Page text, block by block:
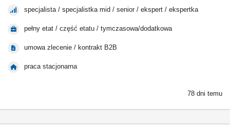
specjalista / specjalistka mid / senior / ekspert / ekspertka
pełny etat / część etatu / tymczasowa/dodatkowa
umowa zlecenie / kontrakt B2B
praca stacjonarna
78 dni temu